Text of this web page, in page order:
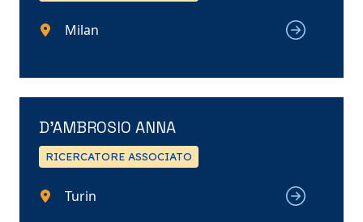
Milan
D’AMBROSIO ANNA
RICERCATORE ASSOCIATO
Turin